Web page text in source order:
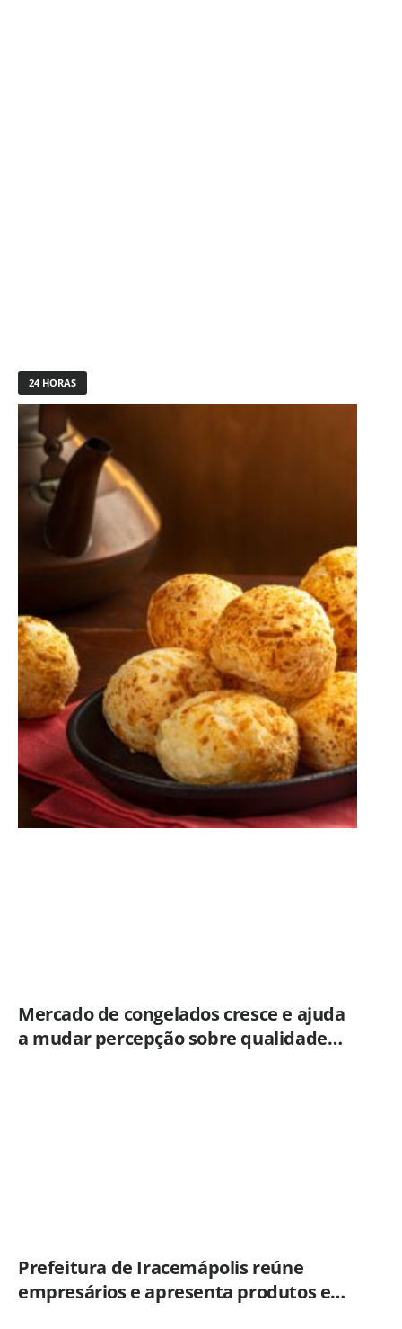
24 HORAS
Mercado de congelados cresce e ajuda
a mudar percepção sobre qualidade
Prefeitura de Iracemápolis reúne
empresários e apresenta produtos e